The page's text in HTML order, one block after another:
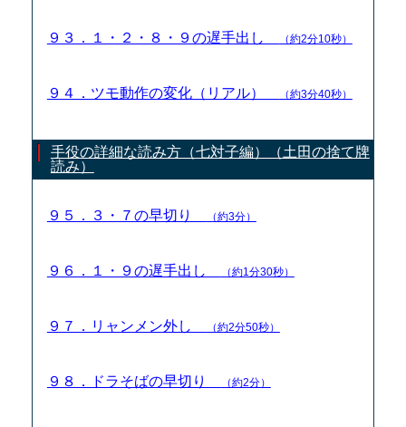
９３．１・２・８・９の遅手出し （約2分10秒）
９４．ツモ動作の変化（リアル） （約3分40秒）
手役の詳細な読み方（七対子編）（土田の捨て牌
読み）
９５．３・７の早切り （約3分）
９６．１・９の遅手出し （約1分30秒）
９７．リャンメン外し （約2分50秒）
９８．ドラそばの早切り （約2分）